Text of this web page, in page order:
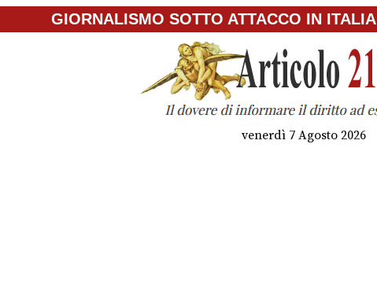
GIORNALISMO SOTTO ATTACCO IN ITALIA
venerdì 7 Agosto 2026